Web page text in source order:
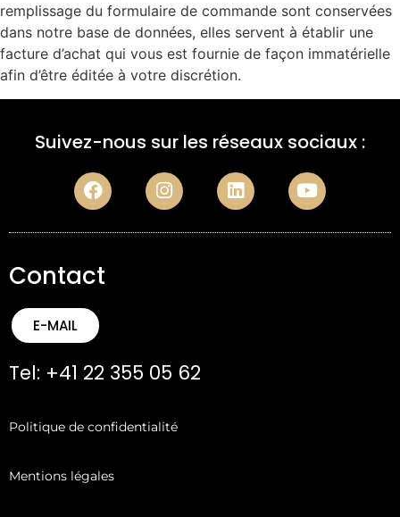
remplissage du formulaire de commande sont conservées
dans notre base de données, elles servent à établir une
facture d’achat qui vous est fournie de façon immatérielle
afin d’être éditée à votre discrétion.
Suivez-nous sur les réseaux sociaux :
Contact
E-MAIL
Tel: +41 22 355 05 62
Politique de confidentialité
Mentions légales